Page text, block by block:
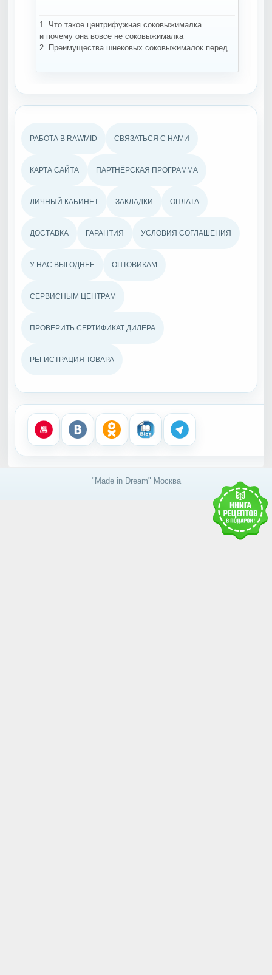
1. Что такое центрифужная соковыжималка
и почему она вовсе не соковыжималка
2. Преимущества шнековых соковыжималок перед...
РАБОТА В RAWMID СВЯЗАТЬСЯ С НАМИ
КАРТА САЙТА ПАРТНЁРСКАЯ ПРОГРАММА
ЛИЧНЫЙ КАБИНЕТ ЗАКЛАДКИ ОПЛАТА
ДОСТАВКА ГАРАНТИЯ УСЛОВИЯ СОГЛАШЕНИЯ
У НАС ВЫГОДНЕЕ ОПТОВИКАМ
СЕРВИСНЫМ ЦЕНТРАМ
ПРОВЕРИТЬ СЕРТИФИКАТ ДИЛЕРА
РЕГИСТРАЦИЯ ТОВАРА
"Made in Dream" Москва